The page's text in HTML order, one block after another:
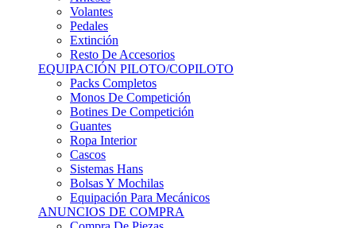
Pedales
Extinción
Resto De Accesorios
EQUIPACIÓN PILOTO/COPILOTO
Packs Completos
Monos De Competición
Botines De Competición
Guantes
Ropa Interior
Cascos
Sistemas Hans
Bolsas Y Mochilas
Equipación Para Mecánicos
ANUNCIOS DE COMPRA
Compra De Piezas
Compra De Neumáticos